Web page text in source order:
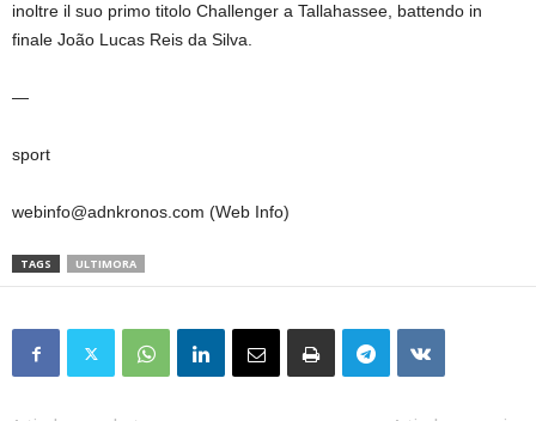
inoltre il suo primo titolo Challenger a Tallahassee, battendo in
finale João Lucas Reis da Silva.
—
sport
webinfo@adnkronos.com (Web Info)
TAGS ULTIMORA